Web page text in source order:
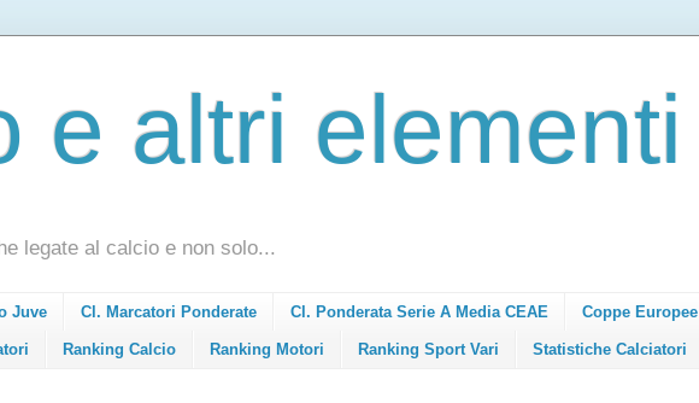
e altri elementi
legate al calcio e non solo...
Juve Cl. Marcatori Ponderate Cl. Ponderata Serie A Media CEAE Coppe Europee
Ranking Calcio Ranking Motori Ranking Sport Vari Statistiche Calciatori